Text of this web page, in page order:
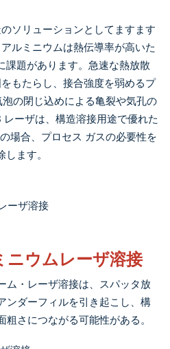
ソリューションとしてますます
ルミニウムは熱伝導率が高いた
課題があります。急速な熱放散
もたらし、接合強度を弱めるプ
の閉じ込めによる亀裂や気孔の
ーザは、構造溶接用途で優れた
場合、プロセス ガスの必要性を
します。
ニウムレーザ溶接
ム・レーザ溶接は、スパッタ放
ンダーフィルを引き起こし、構
さにつながる可能性がある。